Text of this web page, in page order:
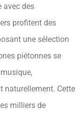
avec des
profitent des
une sélection
piétonnes se
naturellement. Cette
milliers de